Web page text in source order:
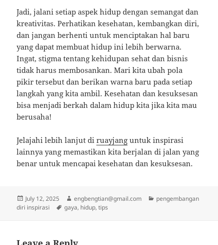
Jadi, jalani setiap aspek hidup dengan semangat dan
kreativitas. Perhatikan kesehatan, kembangkan diri,
dan jangan berhenti untuk menciptakan hal baru
yang dapat membuat hidup ini lebih berwarna.
Ingat, stigma tentang kehidupan sehat dan bisnis
tidak harus membosankan. Mari kita ubah pola
pikir tersebut dan berikan warna baru pada setiap
langkah yang kita ambil. Kesehatan dan kesuksesan
bisa menjadi berkah dalam hidup kita jika kita mau
berusaha!
Jelajahi lebih lanjut diruayjang untuk inspirasi
lainnya yang memastikan kita berjalan di jalan yang
benar untuk mencapai kesehatan dan kesuksesan.
Posted
on
July 12, 2025 Author
engbengtian@gmail.com Categories
pengembangan
diri inspirasi
Tags
gaya, hidup,tips